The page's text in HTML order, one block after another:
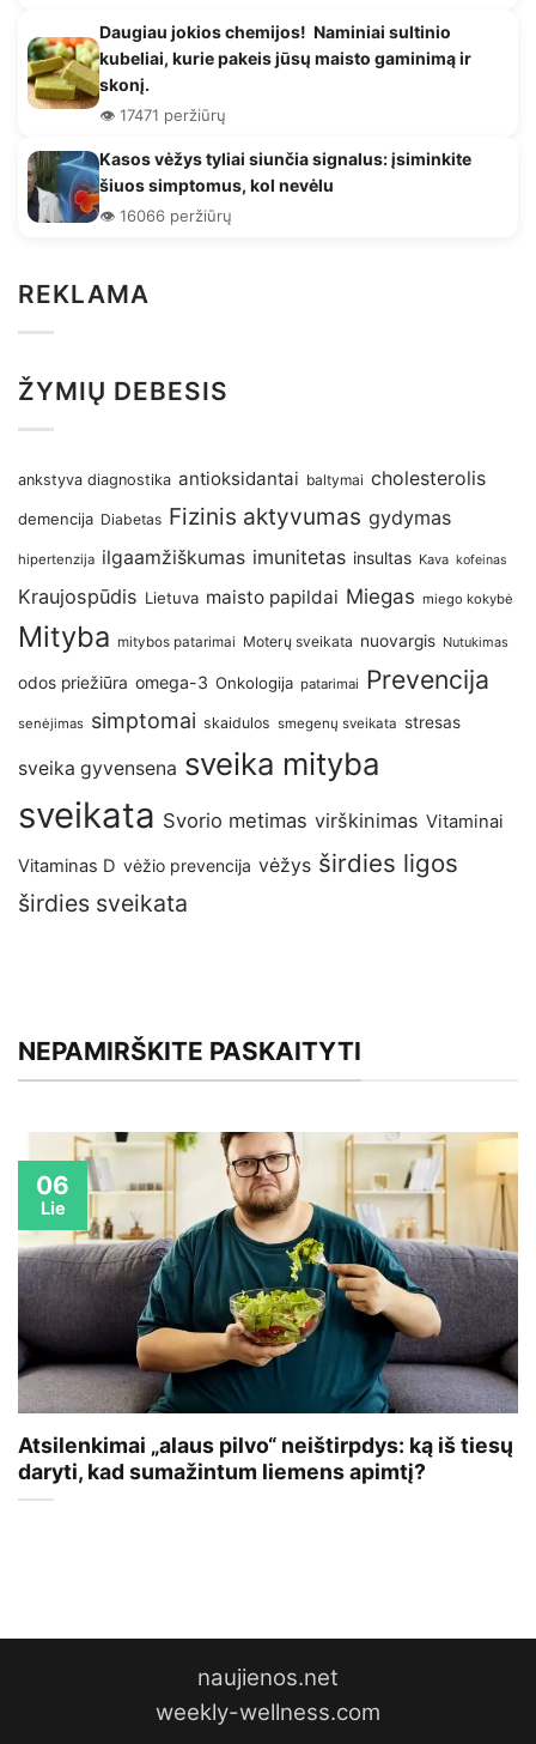
Daugiau jokios chemijos! Naminiai sultinio
kubeliai, kurie pakeis jūsų maisto gaminimą ir
skonį.
👁️ 17471 peržiūrų
Kasos vėžys tyliai siunčia signalus: įsiminkite
šiuos simptomus, kol nevėlu
👁️ 16066 peržiūrų
REKLAMA
ŽYMIŲ DEBESIS
ankstyva diagnostika antioksidantai baltymai cholesterolis
demencija Diabetas Fizinis aktyvumas gydymas
hipertenzija ilgaamžiškumas imunitetas insultas Kava kofeinas
Kraujospūdis Lietuva maisto papildai Miegas miego kokybė
Mityba mitybos patarimai Moterų sveikata nuovargis Nutukimas
odos priežiūra omega-3 Onkologija patarimai Prevencija
senėjimas simptomai skaidulos smegenų sveikata stresas
sveika gyvensena sveika mityba
sveikata Svorio metimas virškinimas Vitaminai
Vitaminas D vėžio prevencija vėžys širdies ligos
širdies sveikata
NEPAMIRŠKITE PASKAITYTI
Atsilenkimai „alaus pilvo“ neištirpdys: ką iš tiesų
daryti, kad sumažintum liemens apimtį?
06
Lie
naujienos.net
weekly-wellness.com